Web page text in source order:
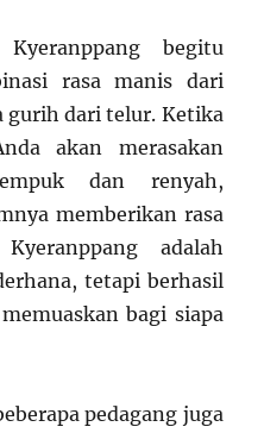
begitu
rasa manis dari
gurih dari telur. Ketika
akan merasakan
dan renyah,
memberikan rasa
adalah
tetapi berhasil
bagi siapa
pedagang juga